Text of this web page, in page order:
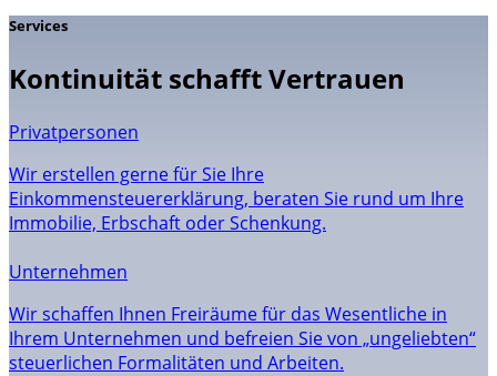
Services
Kontinuität schafft Vertrauen
Privatpersonen
Wir erstellen gerne für Sie Ihre
Einkommensteuererklärung, beraten Sie rund um Ihre
Immobilie, Erbschaft oder Schenkung.
Unternehmen
Wir schaffen Ihnen Freiräume für das Wesentliche in
Ihrem Unternehmen und befreien Sie von „ungeliebten“
steuerlichen Formalitäten und Arbeiten.